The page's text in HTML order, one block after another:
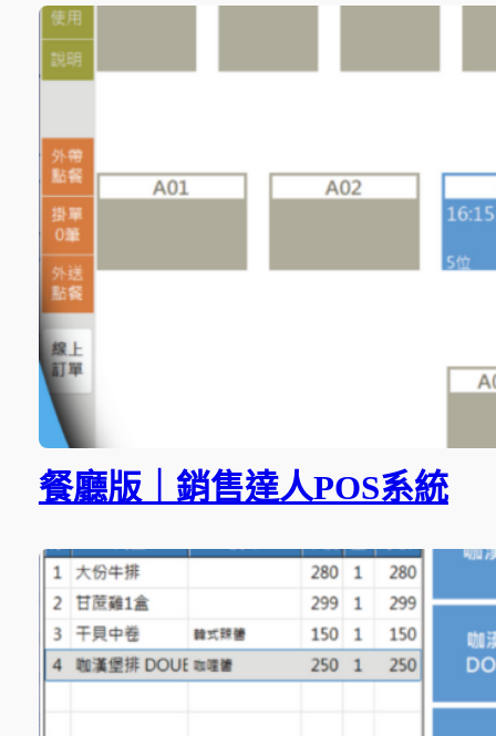
餐廳版｜銷售達人POS系統